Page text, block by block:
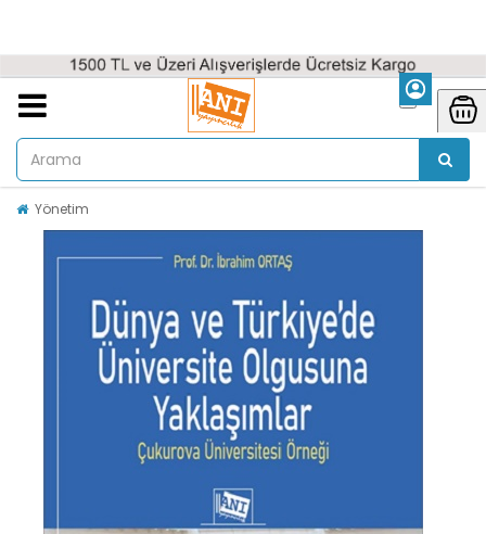
Yönetim